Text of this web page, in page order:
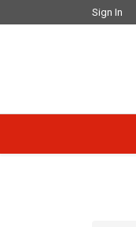
Sign In